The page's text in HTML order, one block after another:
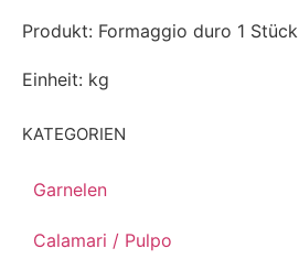
KATEGORIEN
Garnelen
Calamari / Pulpo
Produkt: Formaggio duro 1 Stück
Einheit: kg